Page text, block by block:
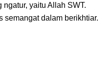
yaitu Allah SWT.
semangat dalam berikhtiar.